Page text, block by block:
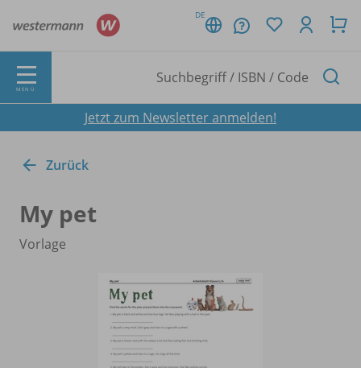
DE
MENÜ
Jetzt zum Newsletter anmelden!
Zurück
My pet
Vorlage